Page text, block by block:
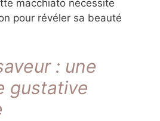
macchiato nécessite
pour révéler sa beauté
: une
gustative